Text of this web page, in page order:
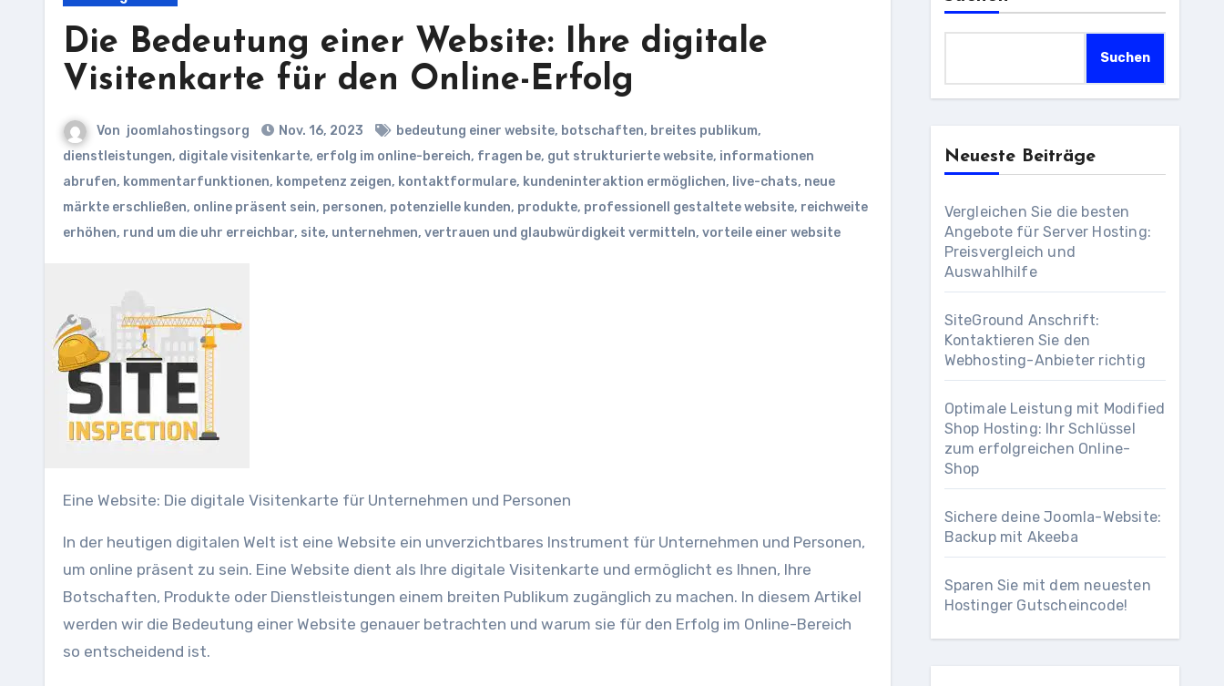
Die Bedeutung einer Website: Ihre digitale
Visitenkarte für den Online-Erfolg
Von joomlahostingsorg Nov. 16, 2023 bedeutung einer website, botschaften, breites publikum,
dienstleistungen, digitale visitenkarte, erfolg im online-bereich, fragen be, gut strukturierte website, informationen
abrufen, kommentarfunktionen, kompetenz zeigen, kontaktformulare, kundeninteraktion ermöglichen, live-chats, neue
märkte erschließen, online präsent sein, personen, potenzielle kunden, produkte, professionell gestaltete website, reichweite
erhöhen, rund um die uhr erreichbar, site, unternehmen, vertrauen und glaubwürdigkeit vermitteln, vorteile einer website
Eine Website: Die digitale Visitenkarte für Unternehmen und Personen
In der heutigen digitalen Welt ist eine Website ein unverzichtbares Instrument für Unternehmen und Personen,
um online präsent zu sein. Eine Website dient als Ihre digitale Visitenkarte und ermöglicht es Ihnen, Ihre
Botschaften, Produkte oder Dienstleistungen einem breiten Publikum zugänglich zu machen. In diesem Artikel
werden wir die Bedeutung einer Website genauer betrachten und warum sie für den Erfolg im Online-Bereich
so entscheidend ist.
Suchen
Neueste Beiträge
Vergleichen Sie die besten
Angebote für Server Hosting:
Preisvergleich und
Auswahlhilfe
SiteGround Anschrift:
Kontaktieren Sie den
Webhosting-Anbieter richtig
Optimale Leistung mit Modified
Shop Hosting: Ihr Schlüssel
zum erfolgreichen Online-
Shop
Sichere deine Joomla-Website:
Backup mit Akeeba
Sparen Sie mit dem neuesten
Hostinger Gutscheincode!